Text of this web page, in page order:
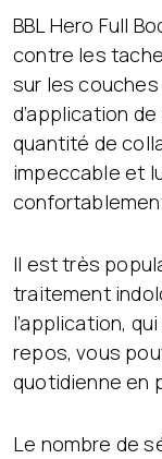
BBL Hero Full
contre les
sur les
d’application
quantité de
impeccable et
Il est très
traitement
l’application,
repos, vous
quotidienne en
Le nombre de